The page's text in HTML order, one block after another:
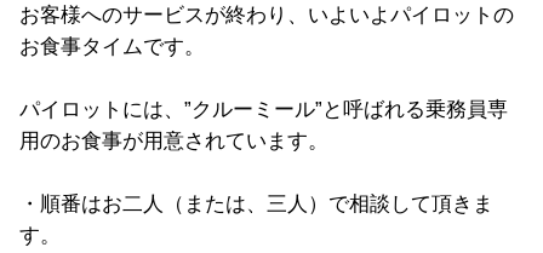
お客様へのサービスが終わり、いよいよパイロットの
お食事タイムです。
パイロットには、”クルーミール”と呼ばれる乗務員専
用のお食事が用意されています。
・順番はお二人（または、三人）で相談して頂きま
す。